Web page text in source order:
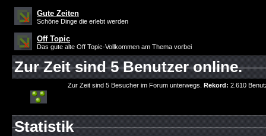
Gute Zeiten
Schöne Dinge die erlebt werden
Off Topic
Das gute alte Off Topic-Vollkommen am Thema vorbei
Zur Zeit sind 5 Benutzer online.
Zur Zeit sind 5 Besucher im Forum unterwegs. Rekord: 2.610
Statistik